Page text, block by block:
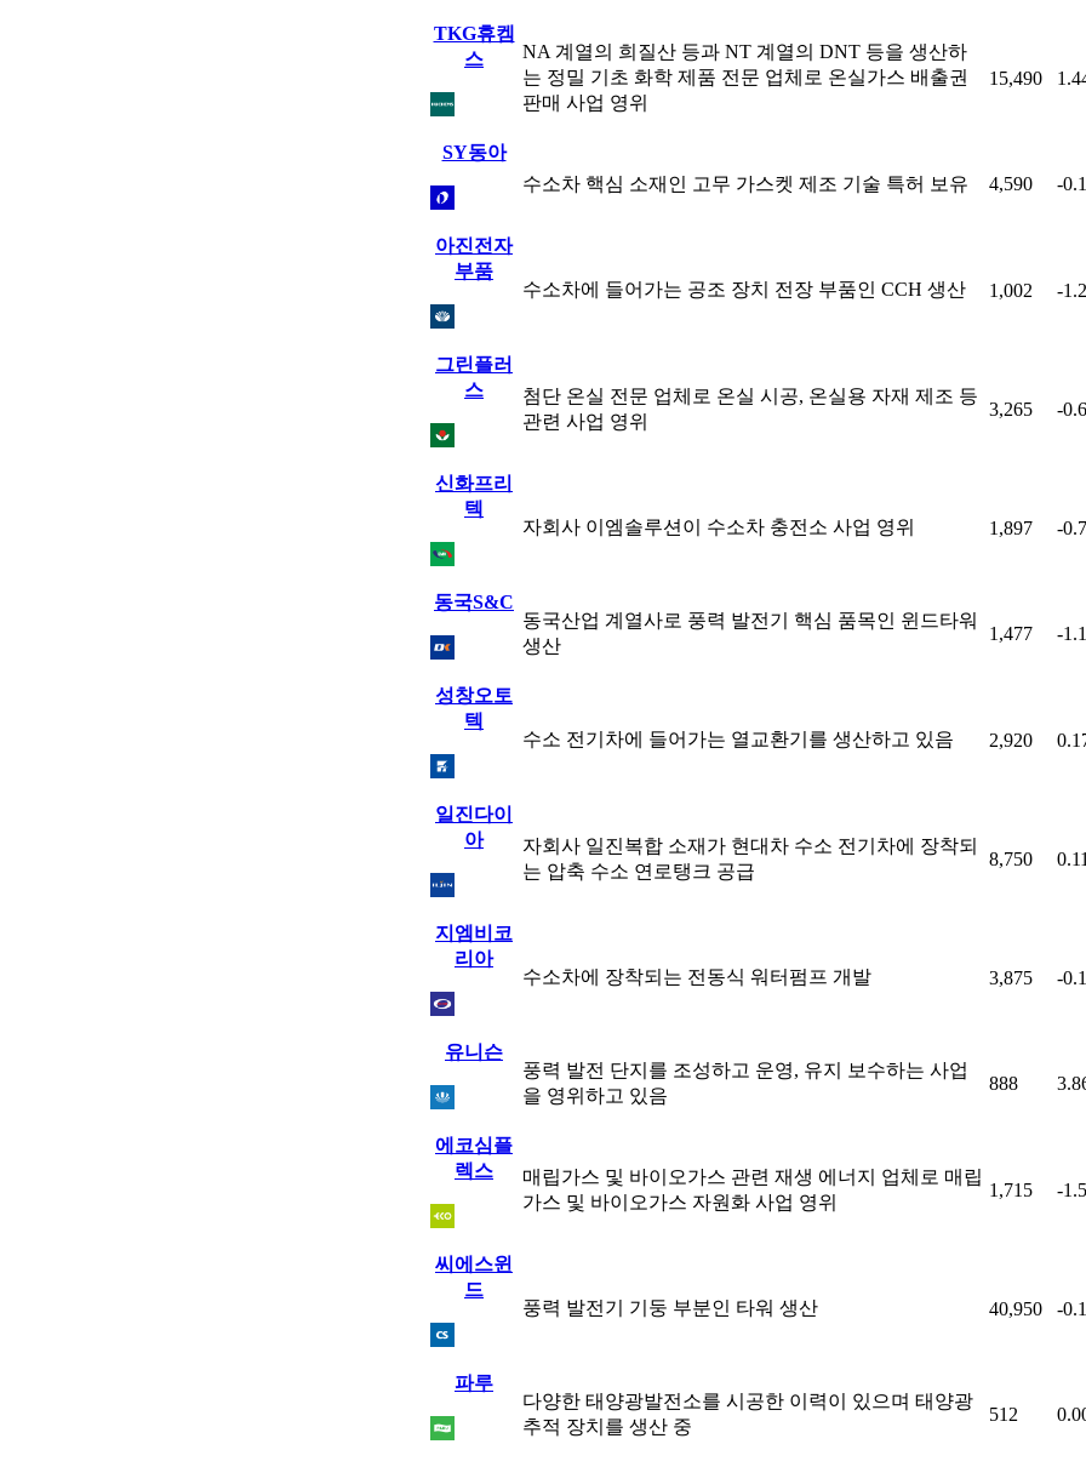
TKG휴켐
스
NA 계열의 희질산 등과 NT 계열의 DNT 등을 생산하
는 정밀 기초 화학 제품 전문 업체로 온실가스 배출권
판매 사업 영위
15,490
SY동아
수소차 핵심 소재인 고무 가스켓 제조 기술 특허 보유
4,590 -
아진전자
부품
수소차에 들어가는 공조 장치 전장 부품인 CCH 생산
1,002 -
그린플러
스
첨단 온실 전문 업체로 온실 시공, 온실용 자재 제조 등
관련 사업 영위
3,265 -
신화프리
텍
자회사 이엠솔루션이 수소차 충전소 사업 영위
1,897 -
동국S&C
동국산업 계열사로 풍력 발전기 핵심 품목인 윈드타워
생산
1,477 -
성창오토
텍
수소 전기차에 들어가는 열교환기를 생산하고 있음
2,920
일진다이
아
자회사 일진복합 소재가 현대차 수소 전기차에 장착되
는 압축 수소 연로탱크 공급
8,750
지엠비코
리아
수소차에 장착되는 전동식 워터펌프 개발
3,875 -
유니슨
풍력 발전 단지를 조성하고 운영, 유지 보수하는 사업
을 영위하고 있음
888
에코심플
렉스
매립가스 및 바이오가스 관련 재생 에너지 업체로 매립
가스 및 바이오가스 자원화 사업 영위
1,715 -
씨에스윈
드
풍력 발전기 기둥 부분인 타워 생산
40,950 -
파루
다양한 태양광발전소를 시공한 이력이 있으며 태양광
추적 장치를 생산 중
512